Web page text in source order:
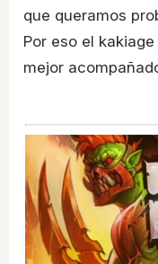
que queramos
Por eso el
mejor